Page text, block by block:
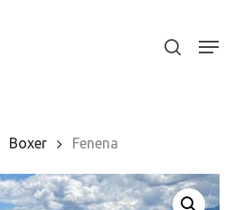
search
Menu
Boxer Fenena
Close